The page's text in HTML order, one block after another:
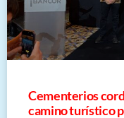
Cementerios
camino turístico